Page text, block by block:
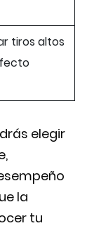
tiros altos
elegir
la
tu